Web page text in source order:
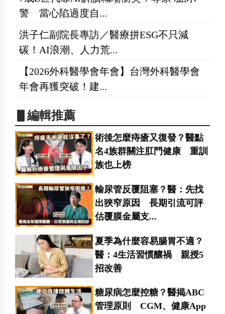
警 當心陷過度自...
洪子仁副院長專訪／醫療拼ESG不只減
碳！AI浪潮、人力荒...
【2026外科醫學會年會】台灣外科醫學會
年會再獲突破！建...
▋編輯推薦
術後怎麼痔瘡又復發？醫點
名4族群關注肛門健康 重訓
族也上榜
輸尿管反覆阻塞？醫：先找
出狹窄原因 長期引流可評
估覆膜金屬支...
夏季為什麼容易腸胃不適？
醫：4生活習慣釀禍 親授5
招改善
糖尿病怎麼控糖？醫揭ABC
管理原則 CGM、健康App